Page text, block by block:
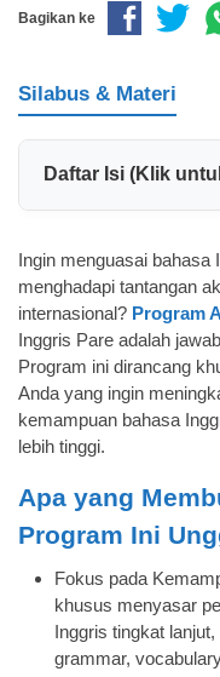
Bagikan ke
Silabus & Materi
Daftar Isi (Klik
Ingin menguasai bahasa
menghadapi tantangan
internasional? Program
Inggris Pare adalah
Program ini dirancang
Anda yang ingin
kemampuan bahasa
lebih tinggi.
Apa yang
Program Ini
Fokus pada
khusus menyasar
Inggris tingkat
grammar,